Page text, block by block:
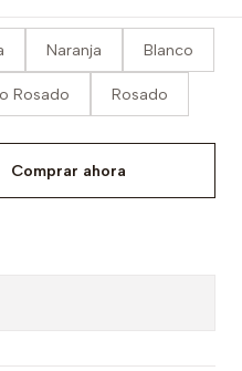
Naranja Blanco
Rosado Rosado
Comprar ahora